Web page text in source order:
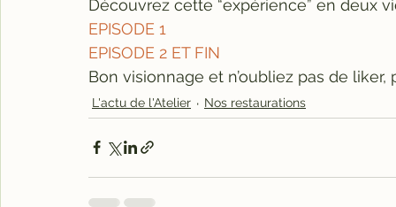
Découvrez cette “expérience” en deux
EPISODE 1
EPISODE 2 ET FIN
Bon visionnage et n’oubliez pas de
L'actu de l'Atelier Nos restaurations